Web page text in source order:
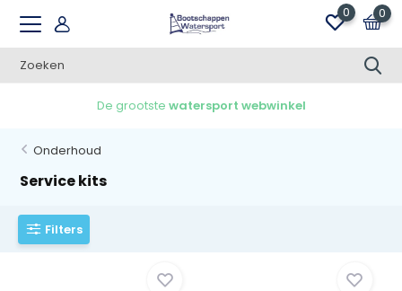
0 0
De grootstewatersport webwinkel
Onderhoud
Service kits
Filters